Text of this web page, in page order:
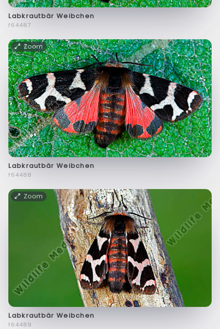
Labkrautbär Weibchen
f64487
Zoom
Labkrautbär Weibchen
f64488
Zoom
Labkrautbär Weibchen
f64489